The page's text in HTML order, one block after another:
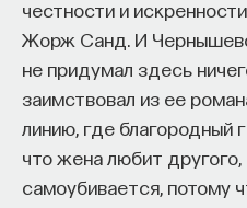
честности и
Жорж Санд. И
не придумал здесь
заимствовал из ее
линию, где благородный
что жена любит
самоубивается, потому
человека, например
к сложному мышлению.
общества, вклад в то,
И четвертая —
то есть забота о том,
за пределами
эффективным окажется